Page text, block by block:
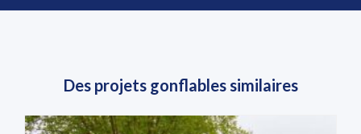
Des projets gonflables similaires